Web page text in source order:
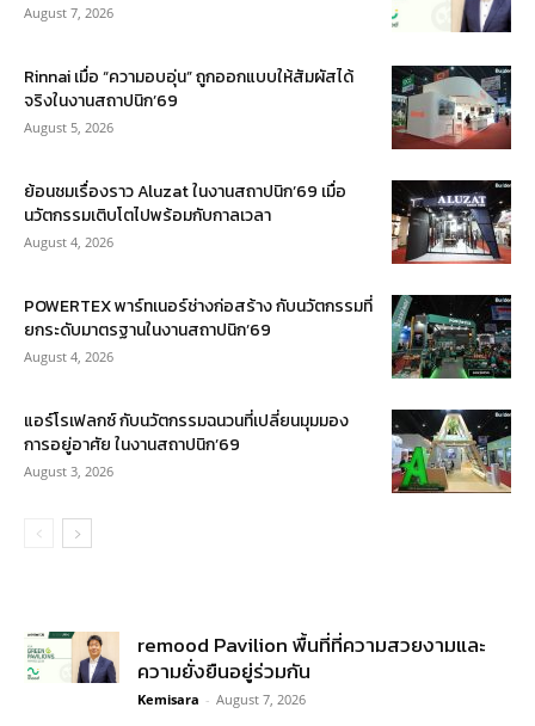
August 7, 2026
Rinnai เมื่อ “ความอบอุ่น” ถูกออกแบบให้สัมผัสได้
จริงในงานสถาปนิก’69
August 5, 2026
ย้อนชมเรื่องราว Aluzat ในงานสถาปนิก’69 เมื่อ
นวัตกรรมเติบโตไปพร้อมกับกาลเวลา
August 4, 2026
POWERTEX พาร์ทเนอร์ช่างก่อสร้าง กับนวัตกรรมที่
ยกระดับมาตรฐานในงานสถาปนิก’69
August 4, 2026
แอร์โรเฟลกซ์ กับนวัตกรรมฉนวนที่เปลี่ยนมุมมอง
การอยู่อาศัย ในงานสถาปนิก’69
August 3, 2026
remood Pavilion พื้นที่ที่ความสวยงามและ
ความยั่งยืนอยู่ร่วมกัน
Kemisara - August 7, 2026